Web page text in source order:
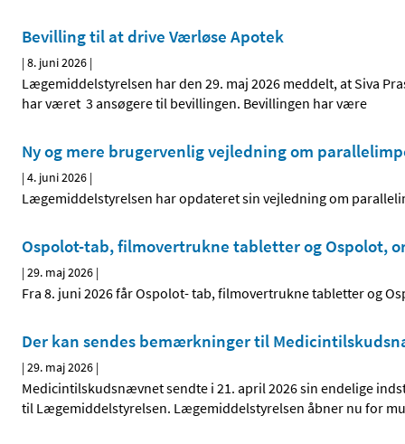
Bevilling til at drive Værløse Apotek
|8. juni 2026 |
Lægemiddelstyrelsen har den 29. maj 2026 meddelt, at Siva
har været 3 ansøgere til bevillingen. Bevillingen har være
Ny og mere brugervenlig vejledning om
|4. juni 2026 |
Lægemiddelstyrelsen har opdateret sin vejledning om
Ospolot-tab, filmovertrukne tabletter og Ospolot,
|29. maj 2026 |
Fra 8. juni 2026 får Ospolot- tab, filmovertrukne tabletter og
Der kan sendes bemærkninger til
|29. maj 2026 |
Medicintilskudsnævnet sendte i 21. april 2026 sin endelige
til Lægemiddelstyrelsen. Lægemiddelstyrelsen åbner nu for